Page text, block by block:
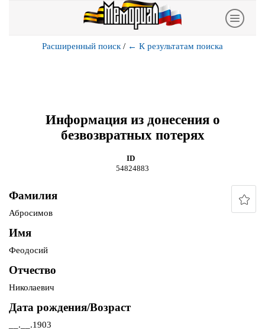
Расширенный поиск / ← К результатам поиска
Информация из донесения о
безвозвратных потерях
ID
54824883
Фамилия
Абросимов
Имя
Феодосий
Отчество
Николаевич
Дата рождения/Возраст
__.__.1903